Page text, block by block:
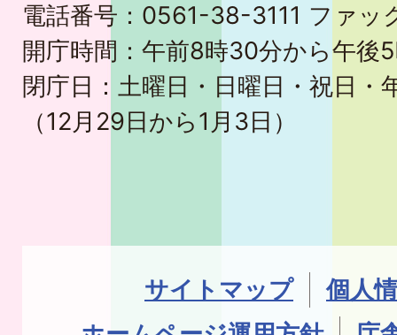
電話番号：0561-38-3111 ファ
開庁時間：午前8時30分から午後
閉庁日：土曜日・日曜日・祝日・
（12月29日から1月3日）
サイトマップ
個人